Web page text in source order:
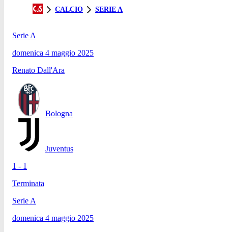
CALCIO SERIE A
Serie A
domenica 4 maggio 2025
Renato Dall'Ara
Bologna
Juventus
1 - 1
Terminata
Serie A
domenica 4 maggio 2025